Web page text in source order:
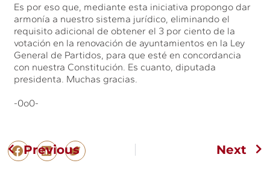
Es por eso que, mediante esta iniciativa propongo dar
armonía a nuestro sistema jurídico, eliminando el
requisito adicional de obtener el 3 por ciento de la
votación en la renovación de ayuntamientos en la Ley
General de Partidos, para que esté en concordancia
con nuestra Constitución. Es cuanto, diputada
presidenta. Muchas gracias.
-0o0-
Previous Next